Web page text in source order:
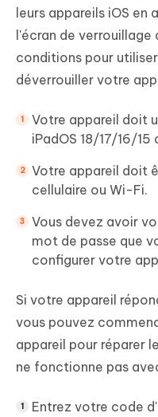
leurs appareils iOS en
l'écran de verrouillage
conditions pour
déverrouiller votre
Votre appareil doit
iPadOS 18/17/16/
Votre appareil doit
cellulaire ou Wi-Fi.
Vous devez avoir
mot de passe que
configurer votre
Si votre appareil
vous pouvez
appareil pour réparer
ne fonctionne pas
Entrez votre code